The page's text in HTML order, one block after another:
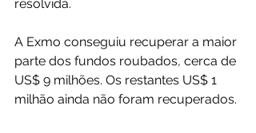
resolvida.
A Exmo conseguiu recuperar a maior
parte dos fundos roubados, cerca de
US$ 9 milhões. Os restantes US$ 1
milhão ainda não foram recuperados.